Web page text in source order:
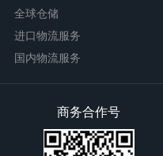
全球仓储
进口物流服务
国内物流服务
商务合作号